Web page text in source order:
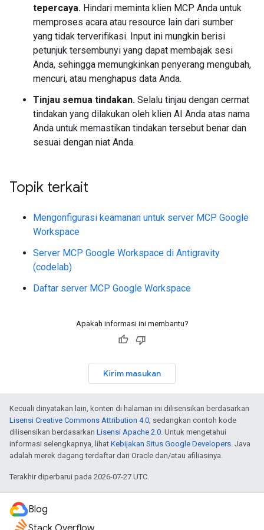
tepercaya. Hindari meminta klien MCP Anda untuk
memproses acara atau resource lain dari sumber
yang tidak terverifikasi. Input ini mungkin berisi
petunjuk tersembunyi yang dapat membajak sesi
Anda, sehingga memungkinkan penyerang mengubah,
mencuri, atau menghapus data Anda.
Tinjau semua tindakan. Selalu tinjau dengan cermat
tindakan yang dilakukan oleh klien AI Anda atas nama
Anda untuk memastikan tindakan tersebut benar dan
sesuai dengan niat Anda.
Topik terkait
Mengonfigurasi keamanan untuk server MCP Google
Workspace
Server MCP Google Workspace di Antigravity
(codelab)
Daftar server MCP Google Workspace
Apakah informasi ini membantu?
Kirim masukan
Kecuali dinyatakan lain, konten di halaman ini dilisensikan berdasarkan
Lisensi Creative Commons Attribution 4.0, sedangkan contoh kode
dilisensikan berdasarkan Lisensi Apache 2.0. Untuk mengetahui
informasi selengkapnya, lihat Kebijakan Situs Google Developers. Java
adalah merek dagang terdaftar dari Oracle dan/atau afiliasinya.
Terakhir diperbarui pada 2026-07-27 UTC.
Blog